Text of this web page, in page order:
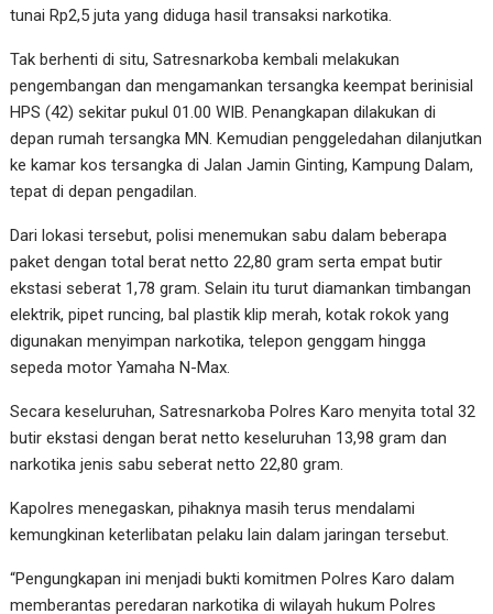
tunai Rp2,5 juta yang diduga hasil transaksi narkotika.
Tak berhenti di situ, Satresnarkoba kembali melakukan
pengembangan dan mengamankan tersangka keempat berinisial
HPS (42) sekitar pukul 01.00 WIB. Penangkapan dilakukan di
depan rumah tersangka MN. Kemudian penggeledahan dilanjutkan
ke kamar kos tersangka di Jalan Jamin Ginting, Kampung Dalam,
tepat di depan pengadilan.
Dari lokasi tersebut, polisi menemukan sabu dalam beberapa
paket dengan total berat netto 22,80 gram serta empat butir
ekstasi seberat 1,78 gram. Selain itu turut diamankan timbangan
elektrik, pipet runcing, bal plastik klip merah, kotak rokok yang
digunakan menyimpan narkotika, telepon genggam hingga
sepeda motor Yamaha N-Max.
Secara keseluruhan, Satresnarkoba Polres Karo menyita total 32
butir ekstasi dengan berat netto keseluruhan 13,98 gram dan
narkotika jenis sabu seberat netto 22,80 gram.
Kapolres menegaskan, pihaknya masih terus mendalami
kemungkinan keterlibatan pelaku lain dalam jaringan tersebut.
“Pengungkapan ini menjadi bukti komitmen Polres Karo dalam
memberantas peredaran narkotika di wilayah hukum Polres